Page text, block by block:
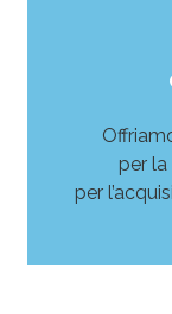
per la
per